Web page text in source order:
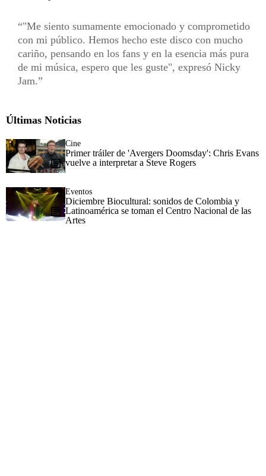
"Me siento sumamente emocionado y comprometido
con mi público. Hemos hecho este disco con mucho
cariño, pensando en los fans y en la esencia más pura
de mi música, espero que les guste", expresó Nicky
Jam.
Últimas Noticias
Cine
Primer tráiler de 'Avergers Doomsday': Chris Evans
vuelve a interpretar a Steve Rogers
Eventos
Diciembre Biocultural: sonidos de Colombia y
Latinoamérica se toman el Centro Nacional de las
Artes